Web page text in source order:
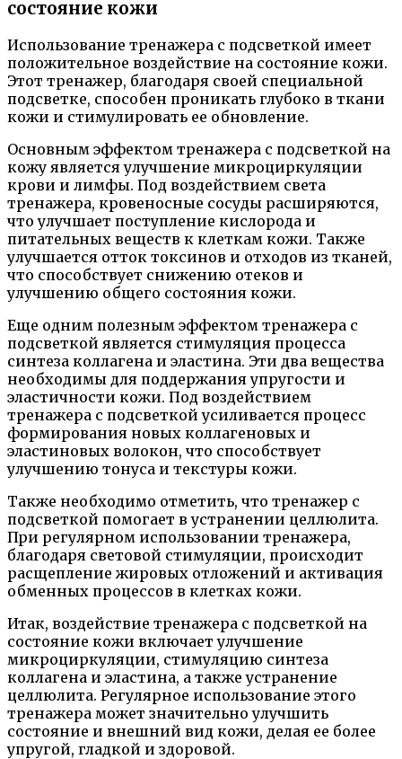
состояние кожи
Использование тренажера с подсветкой имеет
положительное воздействие на состояние кожи.
Этот тренажер, благодаря своей специальной
подсветке, способен проникать глубоко в ткани
кожи и стимулировать ее обновление.
Основным эффектом тренажера с подсветкой на
кожу является улучшение микроциркуляции
крови и лимфы. Под воздействием света
тренажера, кровеносные сосуды расширяются,
что улучшает поступление кислорода и
питательных веществ к клеткам кожи. Также
улучшается отток токсинов и отходов из тканей,
что способствует снижению отеков и
улучшению общего состояния кожи.
Еще одним полезным эффектом тренажера с
подсветкой является стимуляция процесса
синтеза коллагена и эластина. Эти два вещества
необходимы для поддержания упругости и
эластичности кожи. Под воздействием
тренажера с подсветкой усиливается процесс
формирования новых коллагеновых и
эластиновых волокон, что способствует
улучшению тонуса и текстуры кожи.
Также необходимо отметить, что тренажер с
подсветкой помогает в устранении целлюлита.
При регулярном использовании тренажера,
благодаря световой стимуляции, происходит
расщепление жировых отложений и активация
обменных процессов в клетках кожи.
Итак, воздействие тренажера с подсветкой на
состояние кожи включает улучшение
микроциркуляции, стимуляцию синтеза
коллагена и эластина, а также устранение
целлюлита. Регулярное использование этого
тренажера может значительно улучшить
состояние и внешний вид кожи, делая ее более
упругой, гладкой и здоровой.